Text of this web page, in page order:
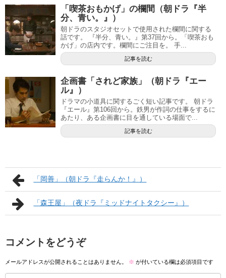
「喫茶おもかげ」の欄間（朝ドラ『半
分、青い。』）
朝ドラのスタジオセットで使用された欄間に関する
話です。 『半分、青い。』第37回から。「喫茶おも
かげ」の店内です。欄間にご注目を。 手...
記事を読む
企画書「されど家族」（朝ドラ『エー
ル』）
ドラマの小道具に関するごく短い記事です。 朝ドラ
『エール』第106回から。鉄男が作詞の仕事をするに
あたり、ある企画書に目を通している場面で...
記事を読む
「岡善」（朝ドラ『走らんか！』）
「森王屋」（夜ドラ『ミッドナイトタクシー』）
コメントをどうぞ
メールアドレスが公開されることはありません。 ※ が付いている欄は必須項目です